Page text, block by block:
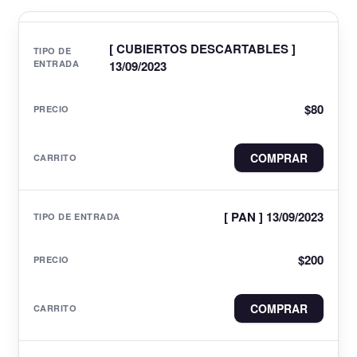
[ CUBIERTOS DESCARTABLES ]
13/09/2023
$80
COMPRAR
[ PAN ] 13/09/2023
$200
COMPRAR